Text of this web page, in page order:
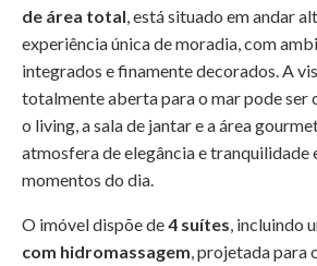
de área total , está situado em andar
experiência única de moradia, com
integrados e finamente decorados. A
totalmente aberta para o mar pode ser
o living, a sala de jantar e a área
atmosfera de elegância e tranquilidade
momentos do dia.
O imóvel dispõe de4 suítes , incluindo
com hidromassagem , projetada